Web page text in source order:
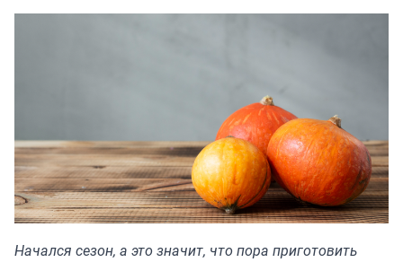
Начался сезон, а это значит, что пора приготовить